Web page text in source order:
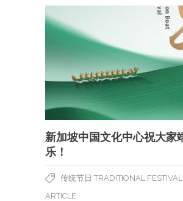
新加坡中国文化中心祝大家
乐！
传统节日 TRADITIONAL FESTIVAL
ARTICLE